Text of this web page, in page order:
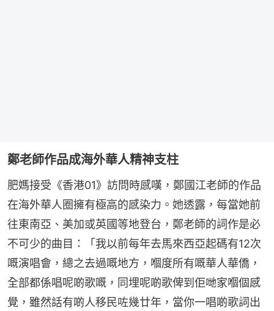
鄭老師作品成海外華人精神支柱
肥媽接受《香港01》訪問時感嘆，鄭國江老師的作品
在海外華人圈擁有極高的感染力。她透露，每當她前
往東南亞、美加或英國等地登台，鄭老師的詞作是必
不可少的曲目：「我以前每年去馬來西亞起碼有12次
嘅演唱會，總之去過嘅地方，嗰度所有嘅華人華僑，
全部都係唱呢啲歌嘅，同埋呢啲歌俾到佢哋家嗰個感
覺，雖然話有啲人移民咗幾廿年，當你一唱啲歌詞出